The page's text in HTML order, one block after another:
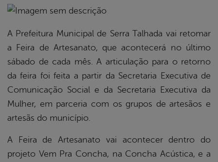
A Prefeitura Municipal de Serra Talhada vai retomar
a Feira de Artesanato, que acontecerá no último
sábado de cada mês. A articulação para o retorno
da feira foi feita a partir da Secretaria Executiva de
Comunicação Social e da Secretaria Executiva da
Mulher, em parceria com os grupos de artesãos e
artesãs do município.
A Feira de Artesanato vai acontecer dentro do
projeto Vem Pra Concha, na Concha Acústica, e a